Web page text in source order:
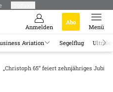
Anmelden
Abo
Menü
Aviation Segelflug
„Christoph 65“ feiert zehnjähriges